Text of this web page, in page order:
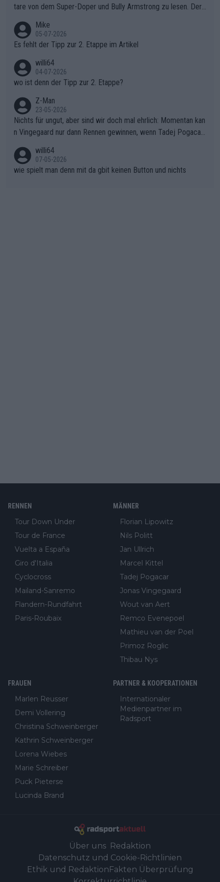
war das Loch zu Niewiadoma bereits zu groß, um es im Allein
en.Teurer Sekundenpoker: Die Quittung sind nun 15 Sekunden
Rückstand im Gesamtklassement – ein Polster, das Niewiado
gibt. Diese Etappe wird sicher als der psychologische Wendep
unkt dieser Tour in die Geschichte eingehen. Wenn man bei so
einem harten Aufstieg einmal den Moment verpasst und der K
onkurrentin die "zweite Luft" schenkt, ist der Schaden am Ber
g kaum noch zu reparieren.Vor uns liegt nun das große Finale R
ichtung Nizza. Niewiadoma hat psychologisch Oberwasser, ab
er SD Worx und Vollering müssen jetzt All-In gehen. (gregman
n)
tare von dem Super-Doper und Bully Armstrong zu lesen. Der
r die gehört nicht in dieses Medium!
Mike
05-07-2026
Es fehlt der Tipp zur 2. Etappe im Artikel
willi64
04-07-2026
wo ist denn der Tipp zur 2. Etappe?
Z-Man
23-05-2026
Nichts für ungut, aber sind wir doch mal ehrlich: Momentan kan
n Vingegaard nur dann Rennen gewinnen, wenn Tadej Pogacar
willi64
07-05-2026
wie spielt man denn mit da gbit keinen Button und nichts
RENNEN
Tour Down Under
Tour de France
Vuelta a España
Giro d'Italia
Cyclocross
Mailand-Sanremo
Flandern-Rundfahrt
Paris-Roubaix
MÄNNER
Florian Lipowitz
Nils Politt
Jan Ullrich
Marcel Kittel
Tadej Pogacar
Jonas Vingegaard
Wout van Aert
Remco Evenepoel
Mathieu van der Poel
Primoz Roglic
Thibau Nys
FRAUEN
Marlen Reusser
Demi Vollering
Christina Schweinberger
Kathrin Schweinberger
Lorena Wiebes
Marie Schreiber
Puck Pieterse
Lucinda Brand
PARTNER & KOOPERATIONEN
Internationaler
Medienpartner im
Radsport
Über uns Redaktion
Datenschutz und Cookie-Richtlinien
Ethik und RedaktionFakten Überprüfung